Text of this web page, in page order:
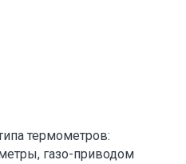
термометров:
газо-приводом